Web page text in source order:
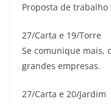
Proposta de
27/Carta e 19/Torre
Se comunique mais,
grandes empresas.
27/Carta e 20/Jardim